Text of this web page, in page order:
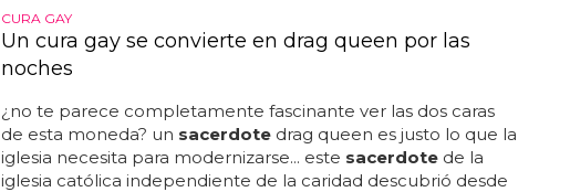
CURA GAY
Un cura gay se convierte en drag queen por las
noches
¿no te parece completamente fascinante ver las dos caras
de esta moneda? un sacerdotedrag queen es justo lo que la
iglesia necesita para modernizarse... este sacerdotede la
iglesia católica independiente de la caridad descubrió desde